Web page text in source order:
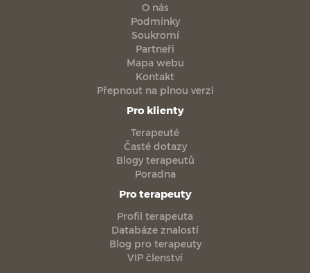
O nás
Podmínky
Soukromí
Partneři
Mapa webu
Kontakt
Přepnout na plnou verzi
Pro klienty
Terapeuté
Časté dotazy
Blogy terapeutů
Poradna
Pro terapeuty
Profil terapeuta
Databáze znalostí
Blog pro terapeuty
VIP členství